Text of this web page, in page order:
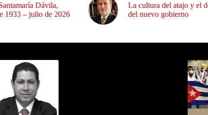
Dávila,
1933 – julio de 2026
La cultura del atajo y el
del nuevo gobierno